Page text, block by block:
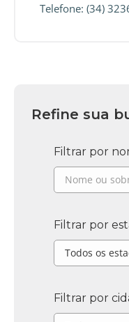
Telefone: (34)
Refine sua
Filtrar por
Filtrar por
Filtrar por